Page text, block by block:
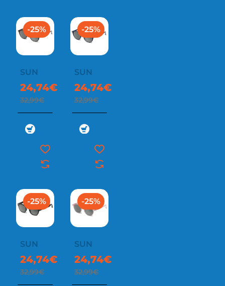
-25%
SUN
24,74€
32,99€
-25%
SUN
24,74€
32,99€
-25%
SUN
24,74€
32,99€
-25%
SUN
24,74€
32,99€